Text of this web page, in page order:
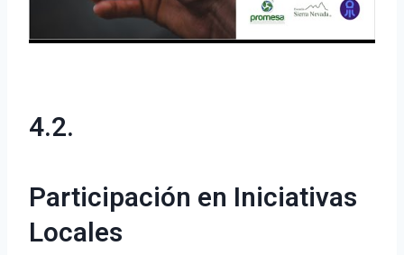
4.2.
Participación en Iniciativas
Locales